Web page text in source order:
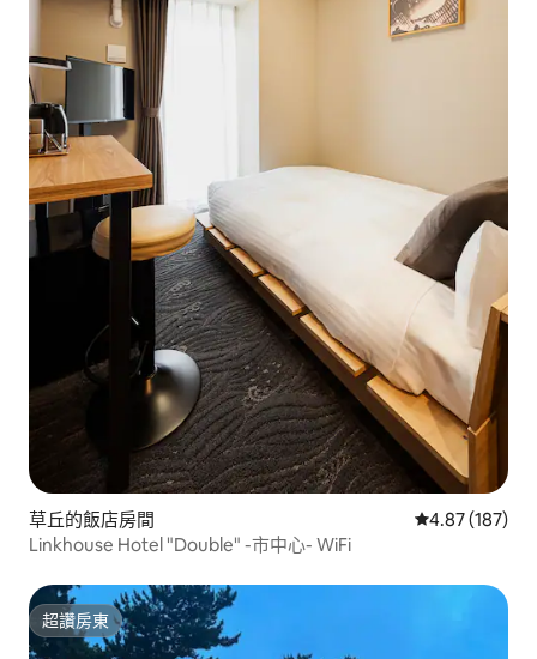
草丘的飯店房間 從 187 則評價
4.87 (187)
Linkhouse Hotel "Double" -市中心- WiFi
超讚房東
超讚房東